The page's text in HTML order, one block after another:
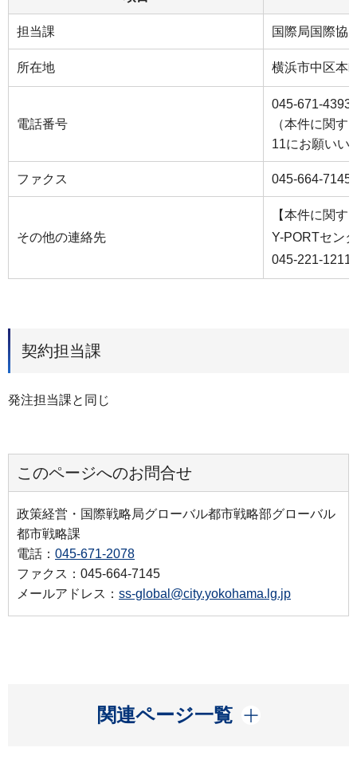
担当課 国際局国際協
所在地 横浜市中区本
電話番号
045-671-4393
（本件に関す
11にお願いい
ファクス 045-664-7145
その他の連絡先
【本件に関す
Y-PORTセン
045-221-1211
契約担当課
発注担当課と同じ
このページへのお問合せ
政策経営・国際戦略局グローバル都市戦略部グローバル
都市戦略課
電話： 045-671-2078
ファクス：045-664-7145
メールアドレス： ss-global@city.yokohama.lg.jp
関連ページ一覧
開く